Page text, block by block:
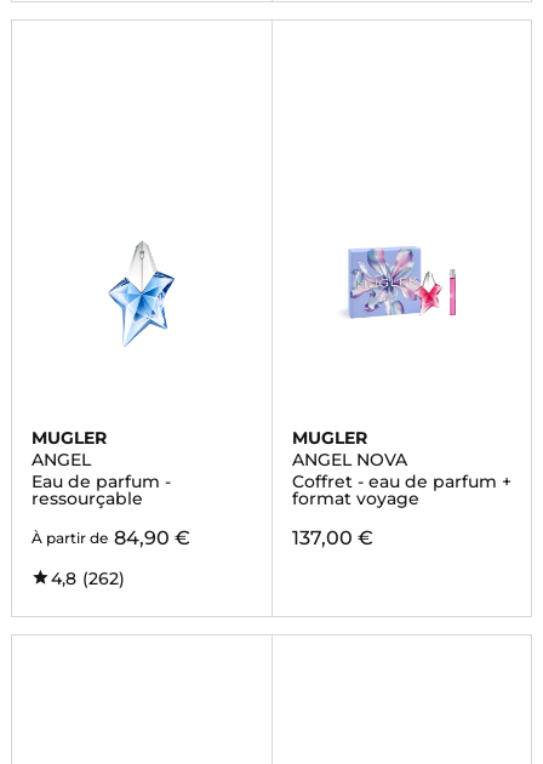
MUGLER
ANGEL
Eau de parfum -
ressourçable
À partir de 84,90 €
4,8 (262)
MUGLER
ANGEL NOVA
Coffret - eau de parfum +
format voyage
137,00 €